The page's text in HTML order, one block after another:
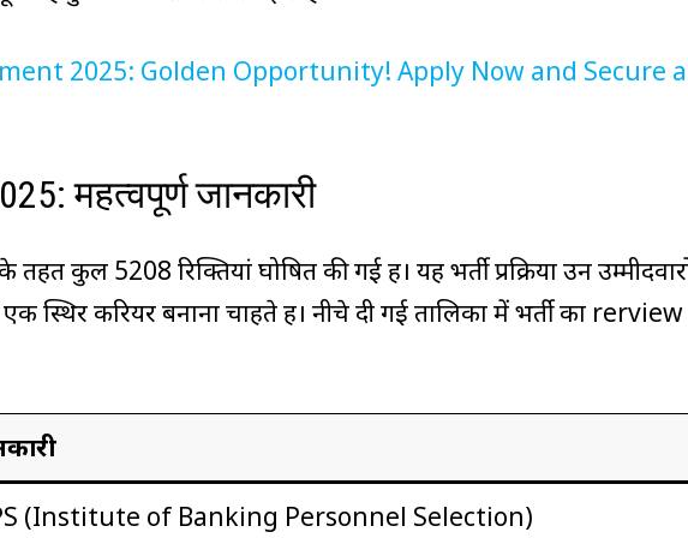
2025: Golden Opportunity! Apply Now and Secure a
महत्वपूर्ण जानकारी
तहत कुल 5208 रिक्तियां घोषित की गई हैं। यह भर्ती प्रक्रिया उन
स्थिर करियर बनाना चाहते हैं। नीचे दी गई तालिका में भर्ती का rerview
(Institute of Banking Personnel Selection)